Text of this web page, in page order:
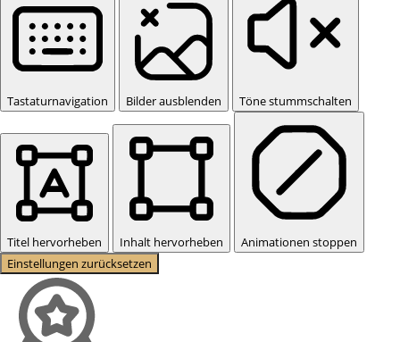
Tastaturnavigation Bilder ausblenden Töne stummschalten
Titel hervorheben Inhalt hervorheben
Animationen stoppen
Einstellungen zurücksetzen